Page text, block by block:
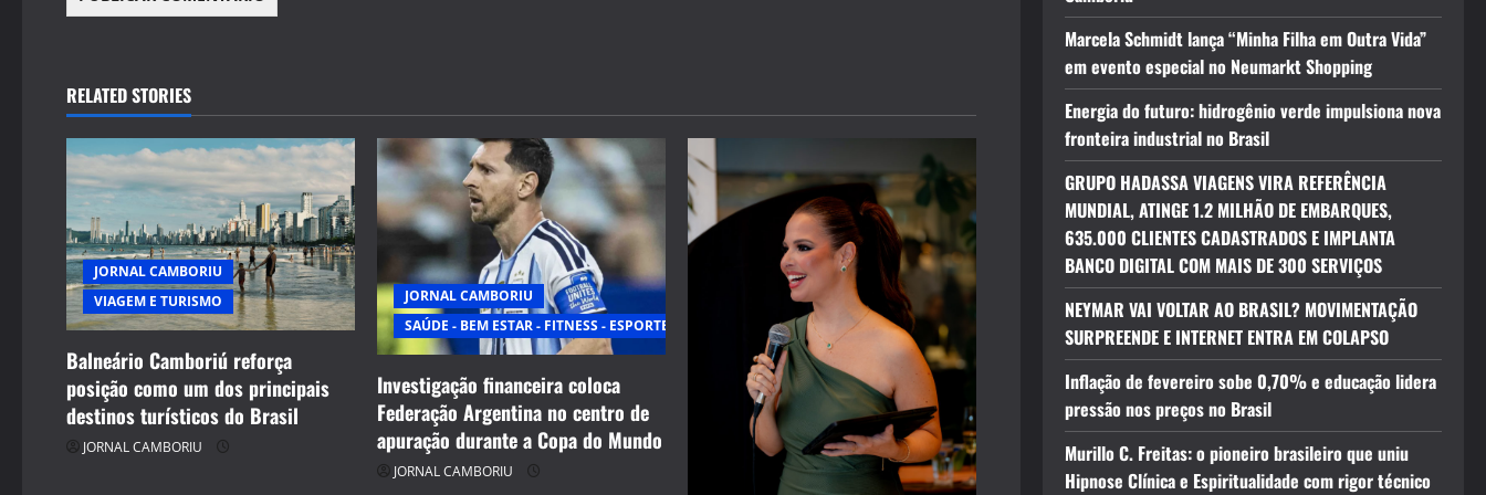
RELATED STORIES
JORNAL CAMBORIU
VIAGEM E TURISMO
Balneário Camboriú reforça
posição como um dos principais
destinos turísticos do Brasil
JORNAL CAMBORIU
JORNAL CAMBORIU
SAÚDE - BEM ESTAR - FITNESS - ESPORTE
Investigação financeira coloca
Federação Argentina no centro de
apuração durante a Copa do Mundo
JORNAL CAMBORIU
Marcela Schmidt lança “Minha Filha em Outra Vida”
em evento especial no Neumarkt Shopping
Energia do futuro: hidrogênio verde impulsiona nova
fronteira industrial no Brasil
GRUPO HADASSA VIAGENS VIRA REFERÊNCIA
MUNDIAL, ATINGE 1.2 MILHÃO DE EMBARQUES,
635.000 CLIENTES CADASTRADOS E IMPLANTA
BANCO DIGITAL COM MAIS DE 300 SERVIÇOS
NEYMAR VAI VOLTAR AO BRASIL? MOVIMENTAÇÃO
SURPREENDE E INTERNET ENTRA EM COLAPSO
Inflação de fevereiro sobe 0,70% e educação lidera
pressão nos preços no Brasil
Murillo C. Freitas: o pioneiro brasileiro que uniu
Hipnose Clínica e Espiritualidade com rigor técnico